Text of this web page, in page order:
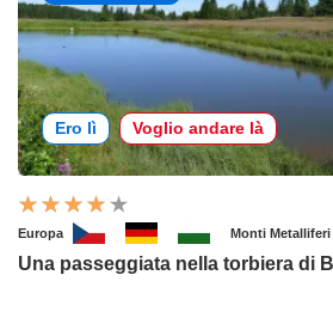
Ero lì Voglio andare là
Europa Monti Metalliferi
Una passeggiata nella torbiera di